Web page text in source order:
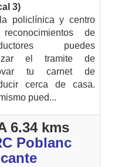
3)
policlínica y centro
de
puedes
el tramite de
tu carnet de
cerca de casa.
pued...
6.34 kms
Poblanc